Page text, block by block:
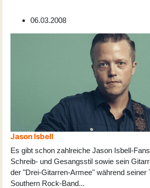
06.03.2008
Jason Isbell
Es gibt schon zahlreiche Jason Isbell-
Schreib- und Gesangsstil sowie sein
der "Drei-Gitarren-Armee" während seiner
Southern Rock-Band...